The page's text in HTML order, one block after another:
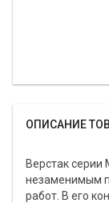
ОПИСАНИЕ
Верстак серии
незаменимым
работ. В его